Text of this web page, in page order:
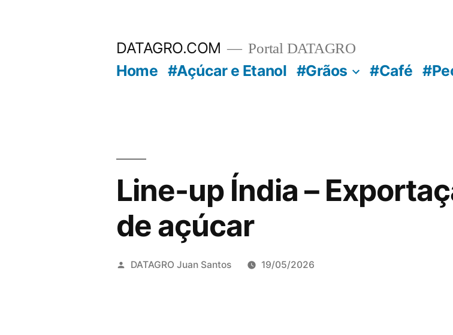
DATAGRO.COM Portal DATAGRO
Home #Açúcar e Etanol #Grãos #Café
Line-up Índia –
de açúcar
Publicado
DATAGRO Juan Santos 19/05/2026